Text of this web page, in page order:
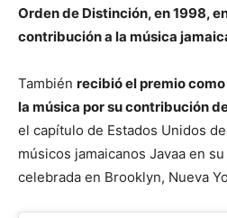
Orden de Distinción, en 1998,
contribución a la música
También recibió el premio
la música por su contribución
el capítulo de Estados Unidos
músicos jamaicanos Javaa en
celebrada en Brooklyn, Nueva